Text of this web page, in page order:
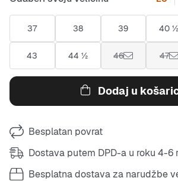
37 38 39 40 ½
43 44 ½ 46 47
Dodaj u
Besplatan povrat
Dostava putem DPD-a u roku 4-6
Besplatna dostava za narudžbe